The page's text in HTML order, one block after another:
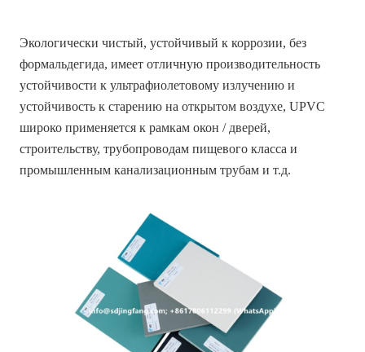
Экологически чистый, устойчивый к коррозии, без
формальдегида, имеет отличную производительность
устойчивости к ультрафиолетовому излучению и
устойчивость к старению на открытом воздухе, UPVC
широко применяется к рамкам окон / дверей,
строительству, трубопроводам пищевого класса и
промышленным канализационным трубам и т.д.